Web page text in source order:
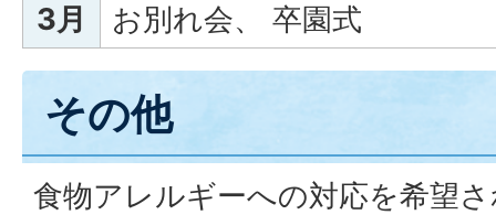
3月
お別れ会、 卒園式
その他
食物アレルギーへの対応を希望